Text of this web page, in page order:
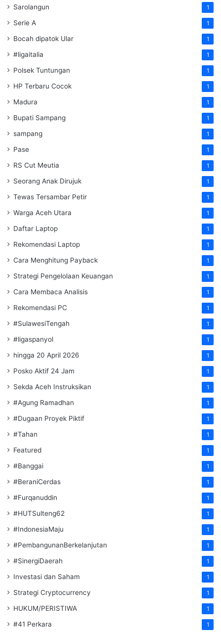
Sarolangun 1
Serie A 1
Bocah dipatok Ular 1
#ligaitalia 1
Polsek Tuntungan 1
HP Terbaru Cocok 1
Madura 1
Bupati Sampang 1
sampang 1
Pase 1
RS Cut Meutia 1
Seorang Anak Dirujuk 1
Tewas Tersambar Petir 1
Warga Aceh Utara 1
Daftar Laptop 1
Rekomendasi Laptop 1
Cara Menghitung Payback 1
Strategi Pengelolaan Keuangan 1
Cara Membaca Analisis 1
Rekomendasi PC 1
#SulawesiTengah 1
#ligaspanyol 1
hingga 20 April 2026 1
Posko Aktif 24 Jam 1
Sekda Aceh Instruksikan 1
#Agung Ramadhan 1
#Dugaan Proyek Piktif 1
#Tahan 1
Featured 1
#Banggai 1
#BeraniCerdas 1
#Furqanuddin 1
#HUTSulteng62 1
#IndonesiaMaju 1
#PembangunanBerkelanjutan 1
#SinergiDaerah 1
Investasi dan Saham 1
Strategi Cryptocurrency 1
HUKUM/PERISTIWA 1
#41 Perkara 1